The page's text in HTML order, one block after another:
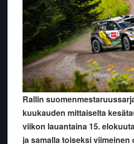
Rallin
kuukauden mittaiselta
viikon lauantaina 15.
ja samalla toiseksi viimeinen